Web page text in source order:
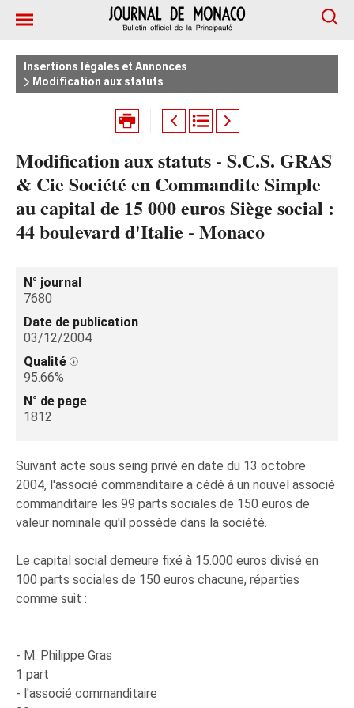
Insertions légales et Annonces
Modification aux statuts
Modification aux statuts - S.C.S. GRAS
& Cie Société en Commandite Simple
au capital de 15 000 euros Siège social :
44 boulevard d'Italie - Monaco
N° journal
7680
Date de publication
03/12/2004
Qualité
95.66%
N° de page
1812
Suivant acte sous seing privé en date du 13 octobre
2004, l'associé commanditaire a cédé à un nouvel associé
commanditaire les 99 parts sociales de 150 euros de
valeur nominale qu'il possède dans la société.
Le capital social demeure fixé à 15.000 euros divisé en
100 parts sociales de 150 euros chacune, réparties
comme suit :
- M. Philippe Gras
1 part
- l'associé commanditaire